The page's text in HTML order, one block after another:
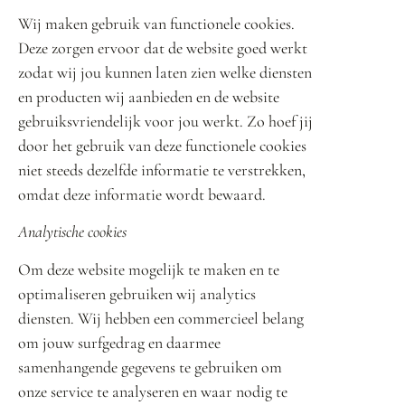
Wij maken gebruik van functionele cookies.
Deze zorgen ervoor dat de website goed werkt
zodat wij jou kunnen laten zien welke diensten
en producten wij aanbieden en de website
gebruiksvriendelijk voor jou werkt. Zo hoef jij
door het gebruik van deze functionele cookies
niet steeds dezelfde informatie te verstrekken,
omdat deze informatie wordt bewaard.
Analytische cookies
Om deze website mogelijk te maken en te
optimaliseren gebruiken wij analytics
diensten. Wij hebben een commercieel belang
om jouw surfgedrag en daarmee
samenhangende gegevens te gebruiken om
onze service te analyseren en waar nodig te